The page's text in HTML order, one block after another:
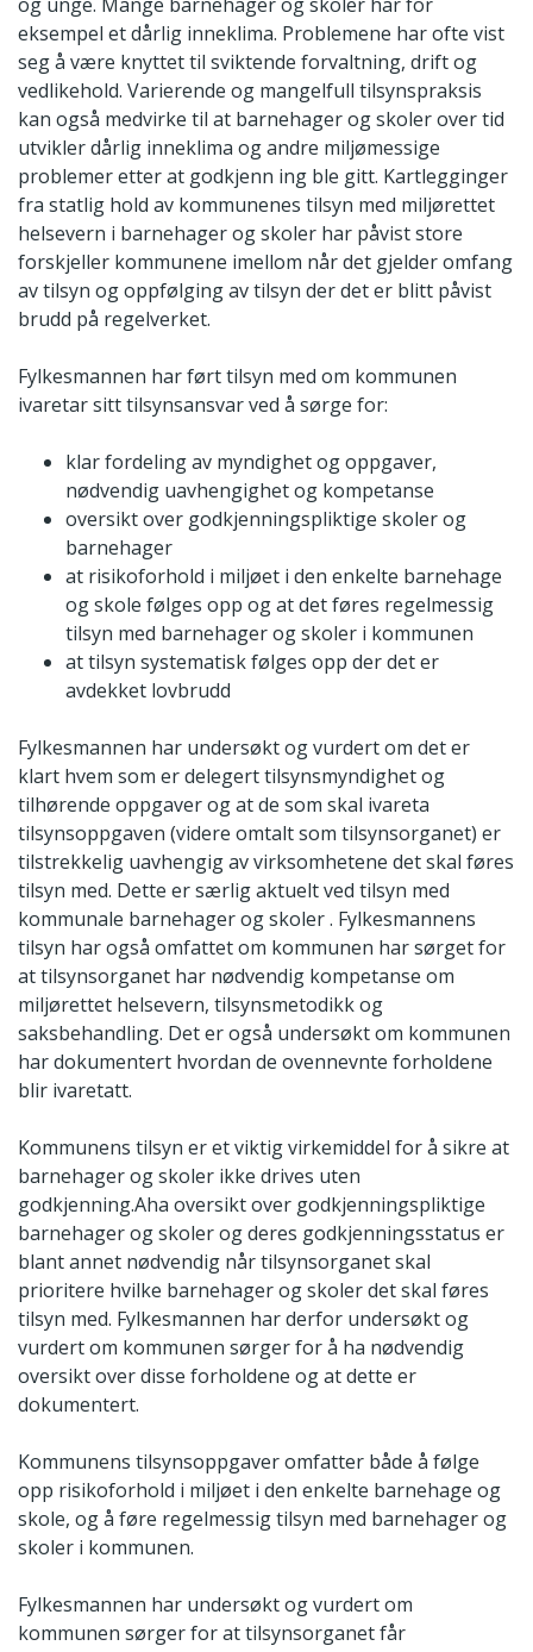
eksempel et dårlig inneklima. Problemene har ofte vist
seg å være knyttet til sviktende forvaltning, drift og
vedlikehold. Varierende og mangelfull tilsynspraksis
kan også medvirke til at barnehager og skoler over tid
utvikler dårlig inneklima og andre miljømessige
problemer etter at godkjenn ing ble gitt. Kartlegginger
fra statlig hold av kommunenes tilsyn med miljørettet
helsevern i barnehager og skoler har påvist store
forskjeller kommunene imellom når det gjelder omfang
av tilsyn og oppfølging av tilsyn der det er blitt påvist
brudd på regelverket.
Fylkesmannen har ført tilsyn med om kommunen
ivaretar sitt tilsynsansvar ved å sørge for:
klar fordeling av myndighet og oppgaver,
nødvendig uavhengighet og kompetanse
oversikt over godkjenningspliktige skoler og
barnehager
at risikoforhold i miljøet i den enkelte barnehage
og skole følges opp og at det føres regelmessig
tilsyn med barnehager og skoler i kommunen
at tilsyn systematisk følges opp der det er
avdekket lovbrudd
Fylkesmannen har undersøkt og vurdert om det er
klart hvem som er delegert tilsynsmyndighet og
tilhørende oppgaver og at de som skal ivareta
tilsynsoppgaven (videre omtalt som tilsynsorganet) er
tilstrekkelig uavhengig av virksomhetene det skal føres
tilsyn med. Dette er særlig aktuelt ved tilsyn med
kommunale barnehager og skoler . Fylkesmannens
tilsyn har også omfattet om kommunen har sørget for
at tilsynsorganet har nødvendig kompetanse om
miljørettet helsevern, tilsynsmetodikk og
saksbehandling. Det er også undersøkt om kommunen
har dokumentert hvordan de ovennevnte forholdene
blir ivaretatt.
Kommunens tilsyn er et viktig virkemiddel for å sikre at
barnehager og skoler ikke drives uten
godkjenning.Aha oversikt over godkjenningspliktige
barnehager og skoler og deres godkjenningsstatus er
blant annet nødvendig når tilsynsorganet skal
prioritere hvilke barnehager og skoler det skal føres
tilsyn med. Fylkesmannen har derfor undersøkt og
vurdert om kommunen sørger for å ha nødvendig
oversikt over disse forholdene og at dette er
dokumentert.
Kommunens tilsynsoppgaver omfatter både å følge
opp risikoforhold i miljøet i den enkelte barnehage og
skole, og å føre regelmessig tilsyn med barnehager og
skoler i kommunen.
Fylkesmannen har undersøkt og vurdert om
kommunen sørger for at tilsynsorganet får